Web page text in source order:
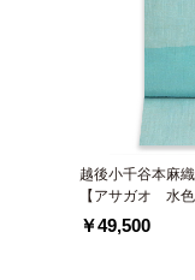
越後小千谷本
【アサガオ 水色
￥49,500